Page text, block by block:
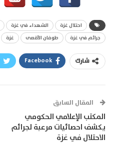
احتلال غزة الشهداء في غزة
جرائم في غزة
طوفان الأقصى غزة
شارك Facebook
المقال السابق
المكتب الإعلامي الحكومي
يكشف احصائيات مرعبة لجرائم
الاحتلال في غزة